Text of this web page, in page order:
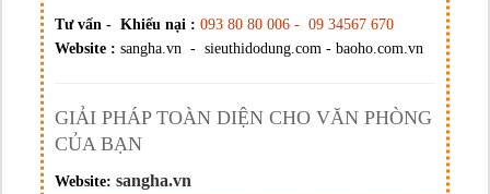
Tư vấn - Khiếu nại : 093 80 80 006 - 09 34567 670
Website : sangha.vn - sieuthidodung.com - baoho.com.vn
GIẢI PHÁP TOÀN DIỆN CHO VĂN PHÒNG
CỦA BẠN
Website: sangha.vn